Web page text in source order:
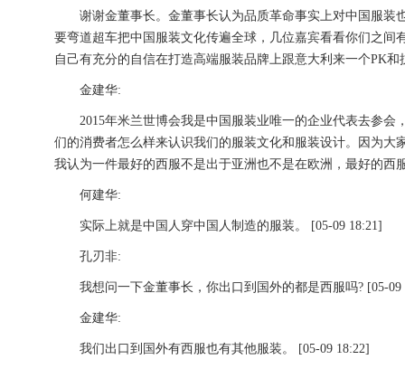
谢谢金董事长。金董事长认为品质革命事实上对中国服装
要弯道超车把中国服装文化传遍全球，几位嘉宾看看你们之
自己有充分的自信在打造高端服装品牌上跟意大利来一个PK和
金建华:
2015年米兰世博会我是中国服装业唯一的企业代表去参会
们的消费者怎么样来认识我们的服装文化和服装设计。因为
我认为一件最好的西服不是出于亚洲也不是在欧洲，最好的西
何建华:
实际上就是中国人穿中国人制造的服装。 [05-09 18:21]
孔刃非:
我想问一下金董事长，你出口到国外的都是西服吗? [05-09
金建华:
我们出口到国外有西服也有其他服装。 [05-09 18:22]